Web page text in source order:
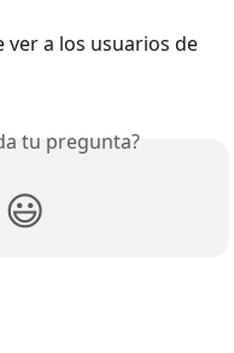
ver a los usuarios de
tu pregunta?
😃